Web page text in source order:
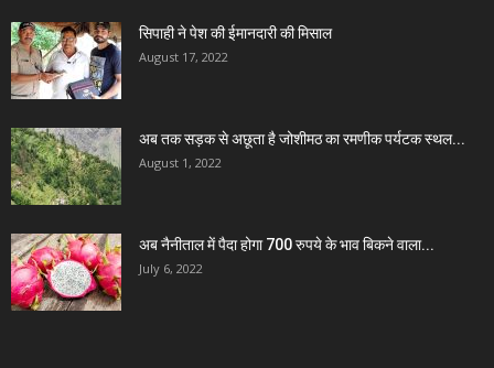
सिपाही ने पेश की ईमानदारी की मिसाल
August 17, 2022
अब तक सड़क से अछूता है जोशीमठ का रमणीक पर्यटक स्थल...
August 1, 2022
अब नैनीताल में पैदा होगा 700 रुपये के भाव बिकने वाला...
July 6, 2022